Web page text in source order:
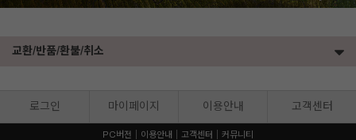
교환/반품/환불/취소
로그인 마이페이지 이용안내 고객센터
PC버전 이용안내 고객센터 커뮤니티